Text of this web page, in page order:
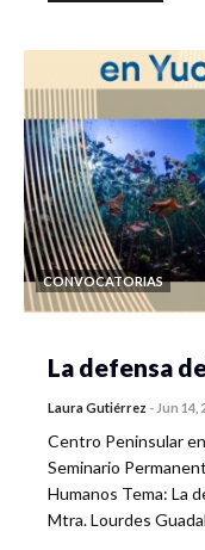
CONVOCATORIAS
La defensa
Laura Gutiérrez - Jun 14,
Centro Peninsular
Seminario
Humanos Tema: La
Mtra. Lourdes